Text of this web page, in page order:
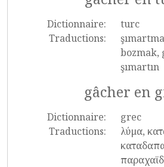
Dictionnaire:
turc
Traductions:
bozmak,
şımartın
gâcher en
Dictionnaire:
grec
Traductions:
λύμα,